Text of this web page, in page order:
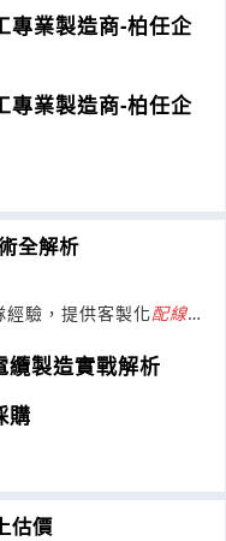
業製造商-柏任企
業製造商-柏任企
全解析
驗，提供客製化配線與
纜製造實戰解析
購
估價